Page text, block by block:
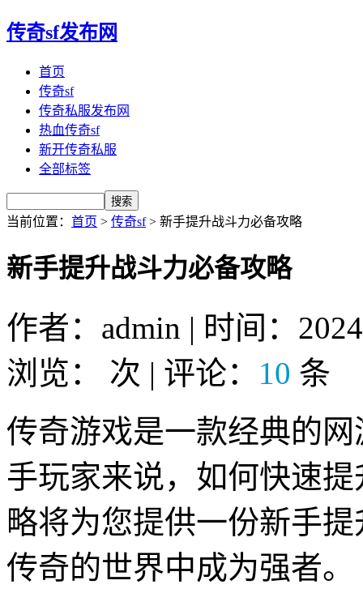
传奇sf发布网
首页
传奇sf
传奇私服发布网
热血传奇sf
新开传奇私服
全部标签
当前位置： 首页 > 传奇sf> 新手提升战斗力必备攻略
新手提升战斗力必备攻略
作者：admin | 时间：
浏览：
次 | 评论： 10 条
传奇游戏是一款经典的
手玩家来说，如何快速
略将为您提供一份新手
传奇的世界中成为强者。